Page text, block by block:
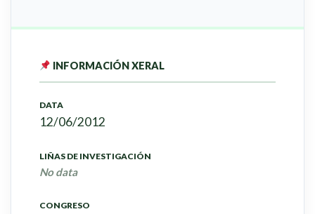
INFORMACIÓN XERAL
DATA
12/06/2012
LIÑAS DE INVESTIGACIÓN
No data
CONGRESO